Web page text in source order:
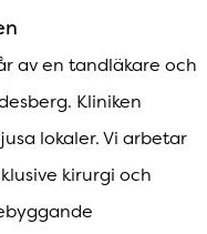
av en tandläkare och
Kliniken
lokaler. Vi arbetar
kirurgi och